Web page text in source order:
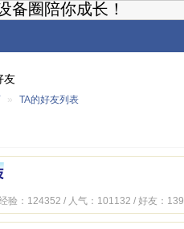
备圈陪你成长！
友
» TA的好友列表
验：124352 / 人气：101132 / 好友：139